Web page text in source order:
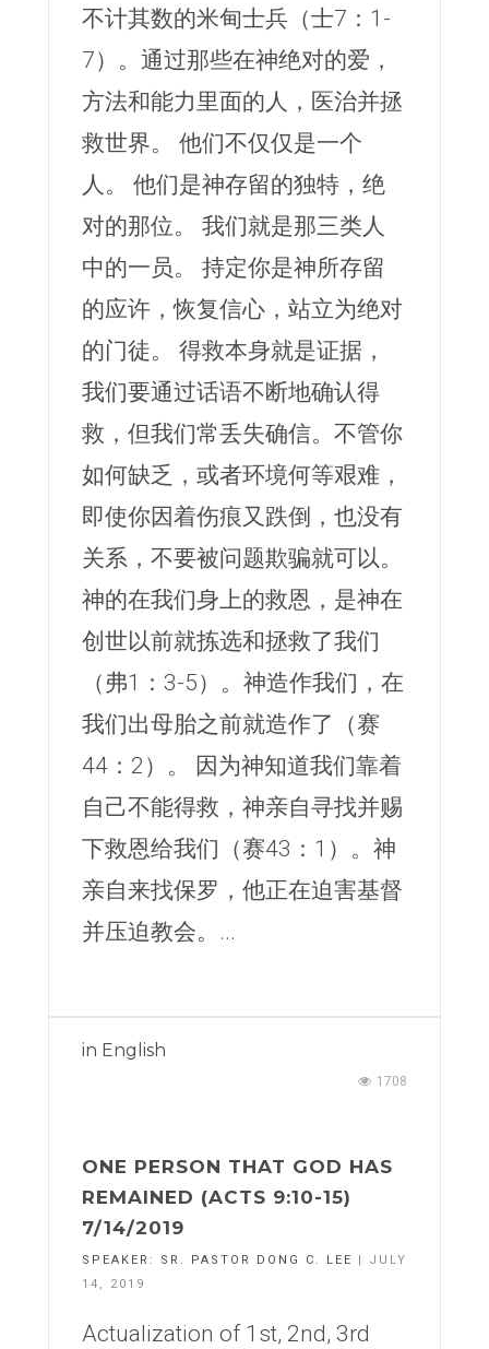
不计其数的米甸士兵（士7：1-
7）。通过那些在神绝对的爱，
方法和能力里面的人，医治并拯
救世界。 他们不仅仅是一个
人。 他们是神存留的独特，绝
对的那位。 我们就是那三类人
中的一员。 持定你是神所存留
的应许，恢复信心，站立为绝对
的门徒。 得救本身就是证据，
我们要通过话语不断地确认得
救，但我们常丢失确信。不管你
如何缺乏，或者环境何等艰难，
即使你因着伤痕又跌倒，也没有
关系，不要被问题欺骗就可以。
神的在我们身上的救恩，是神在
创世以前就拣选和拯救了我们
（弗1：3-5）。神造作我们，在
我们出母胎之前就造作了（赛
44：2）。 因为神知道我们靠着
自己不能得救，神亲自寻找并赐
下救恩给我们（赛43：1）。神
亲自来找保罗，他正在迫害基督
并压迫教会。...
in English
1708
ONE PERSON THAT GOD HAS
REMAINED (ACTS 9:10-15)
7/14/2019
SPEAKER: SR. PASTOR DONG C. LEE
| JULY
14, 2019
Actualization of 1st, 2nd, 3rd